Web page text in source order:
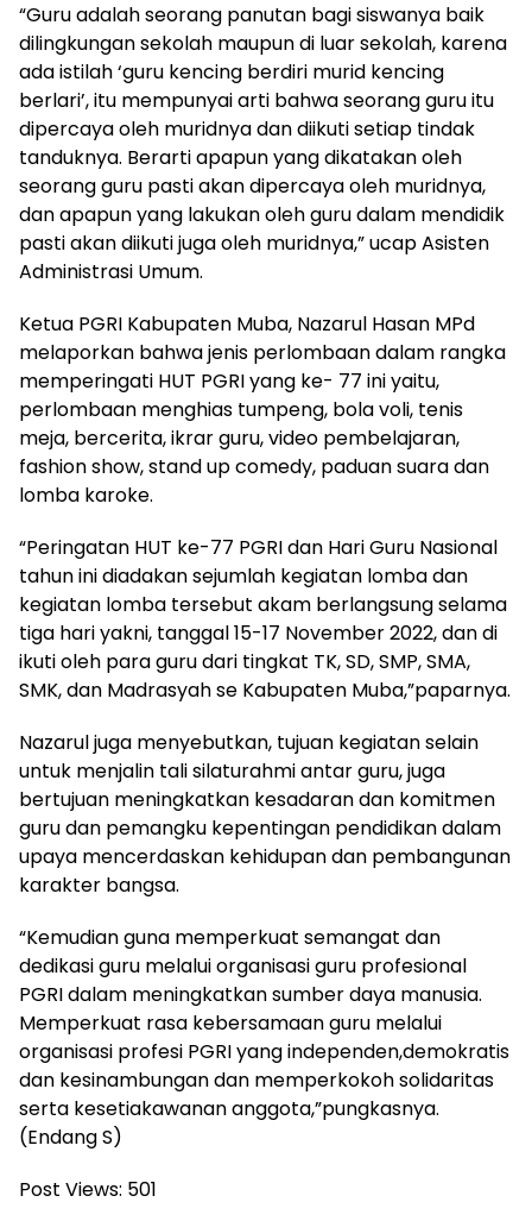
“Guru adalah seorang panutan bagi siswanya baik
dilingkungan sekolah maupun di luar sekolah, karena
ada istilah ‘guru kencing berdiri murid kencing
berlari’, itu mempunyai arti bahwa seorang guru itu
dipercaya oleh muridnya dan diikuti setiap tindak
tanduknya. Berarti apapun yang dikatakan oleh
seorang guru pasti akan dipercaya oleh muridnya,
dan apapun yang lakukan oleh guru dalam mendidik
pasti akan diikuti juga oleh muridnya,” ucap Asisten
Administrasi Umum.
Ketua PGRI Kabupaten Muba, Nazarul Hasan MPd
melaporkan bahwa jenis perlombaan dalam rangka
memperingati HUT PGRI yang ke- 77 ini yaitu,
perlombaan menghias tumpeng, bola voli, tenis
meja, bercerita, ikrar guru, video pembelajaran,
fashion show, stand up comedy, paduan suara dan
lomba karoke.
“Peringatan HUT ke-77 PGRI dan Hari Guru Nasional
tahun ini diadakan sejumlah kegiatan lomba dan
kegiatan lomba tersebut akam berlangsung selama
tiga hari yakni, tanggal 15-17 November 2022, dan di
ikuti oleh para guru dari tingkat TK, SD, SMP, SMA,
SMK, dan Madrasyah se Kabupaten Muba,”paparnya.
Nazarul juga menyebutkan, tujuan kegiatan selain
untuk menjalin tali silaturahmi antar guru, juga
bertujuan meningkatkan kesadaran dan komitmen
guru dan pemangku kepentingan pendidikan dalam
upaya mencerdaskan kehidupan dan pembangunan
karakter bangsa.
“Kemudian guna memperkuat semangat dan
dedikasi guru melalui organisasi guru profesional
PGRI dalam meningkatkan sumber daya manusia.
Memperkuat rasa kebersamaan guru melalui
organisasi profesi PGRI yang independen,demokratis
dan kesinambungan dan memperkokoh solidaritas
serta kesetiakawanan anggota,”pungkasnya.
(Endang S)
Post Views: 501